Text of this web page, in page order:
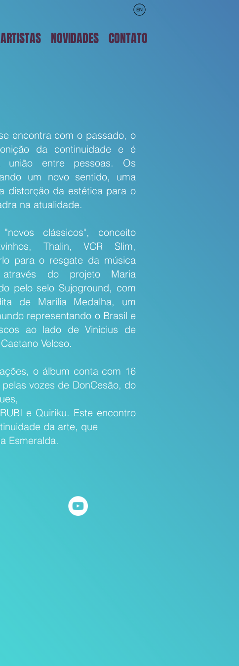
ARTISTAS NOVIDADES CONTATO
encontra com o passado, o
da continuidade e é
união entre pessoas. Os
um novo sentido, uma
distorção da estética para o
na atualidade.
clássicos", conceito
Thalin, VCR Slim,
para o resgate da música
através do projeto Maria
pelo selo Sujoground, com
de Marília Medalha, um
representando o Brasil e
ao lado de Vinicius de
Veloso.
o álbum conta com 16
vozes de DonCesão, do
e Quiriku. Este encontro
da arte, que
Esmeralda.